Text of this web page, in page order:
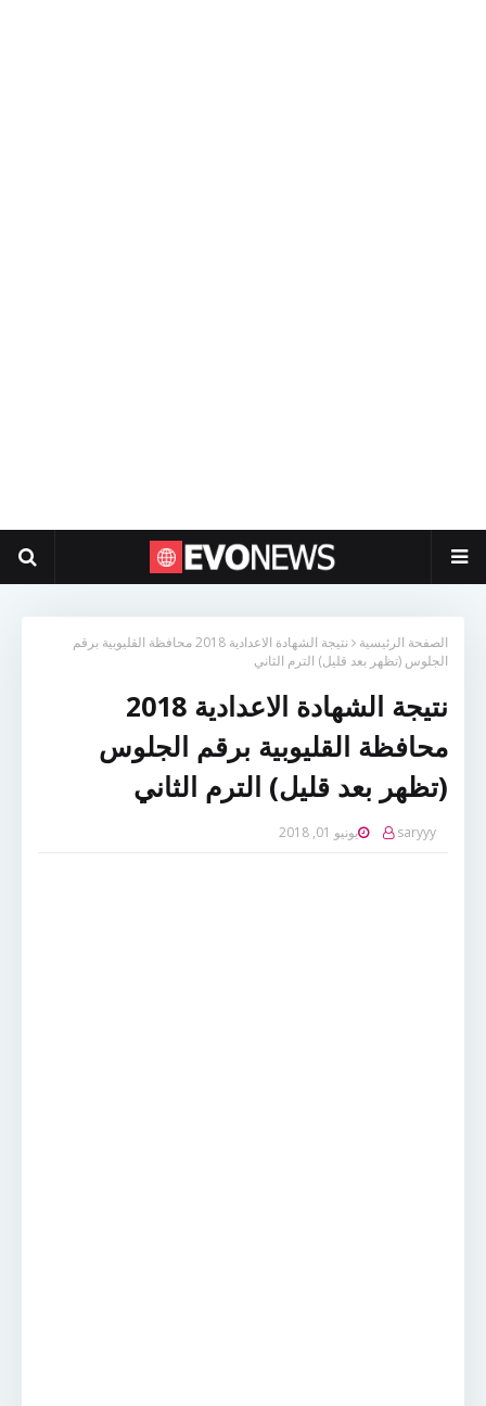
الصفحة الرئيسية
نتيجة الشهادة الاعدادية 2018 محافظة القليوبية برقم
الجلوس (تظهر بعد قليل) الترم الثاني
نتيجة الشهادة الاعدادية 2018
محافظة القليوبية برقم الجلوس
(تظهر بعد قليل) الترم الثاني
saryyy يونيو 01, 2018